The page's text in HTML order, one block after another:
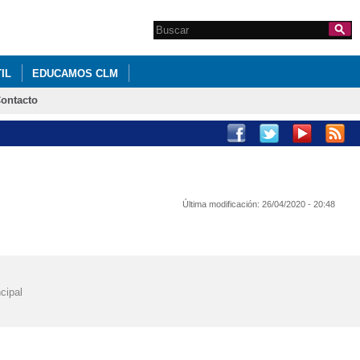
Formulario de
Search this site
EDUCAMOS CLM
Última modificación: 26/04/2020 - 20:48